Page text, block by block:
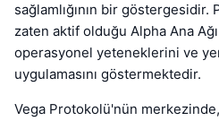
sağlamlığının bir göstergesidir.
zaten aktif olduğu Alpha Ana
operasyonel yeteneklerini ve
uygulamasını göstermektedir.
Vega Protokolü'nün